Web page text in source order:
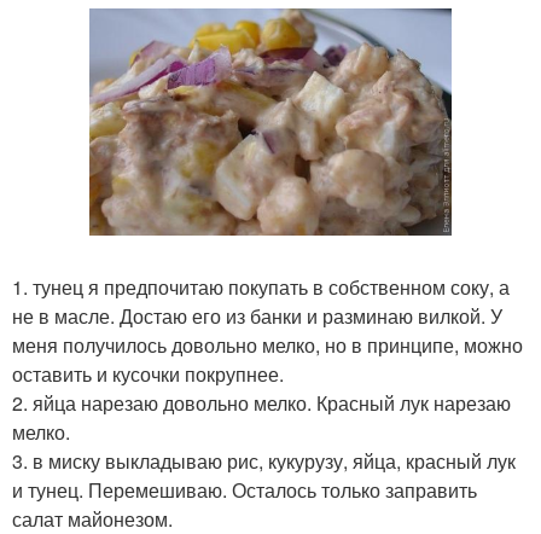
1. тунец я предпочитаю покупать в собственном соку, а
не в масле. Достаю его из банки и разминаю вилкой. У
меня получилось довольно мелко, но в принципе, можно
оставить и кусочки покрупнее.
2. яйца нарезаю довольно мелко. Красный лук нарезаю
мелко.
3. в миску выкладываю рис, кукурузу, яйца, красный лук
и тунец. Перемешиваю. Осталось только заправить
салат майонезом.